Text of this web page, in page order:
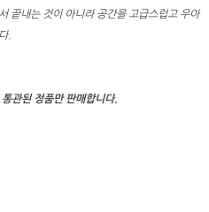
끝내는 것이 아니라 공간을 고급스럽고 우아
.
관된 정품만 판매합니다.